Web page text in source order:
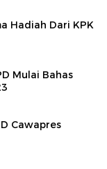
Hadiah Dari KPK
Mulai Bahas
Cawapres